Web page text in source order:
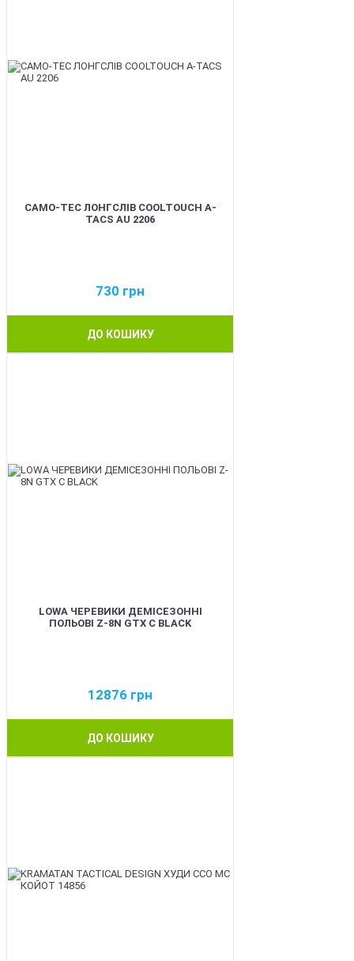
CAMO-TEC ЛОНГСЛІВ COOLTOUCH A-
TACS AU 2206
730 грн
ДО КОШИКУ
LOWA ЧЕРЕВИКИ ДЕМІСЕЗОННІ
ПОЛЬОВІ Z-8N GTX C BLACK
12876 грн
ДО КОШИКУ